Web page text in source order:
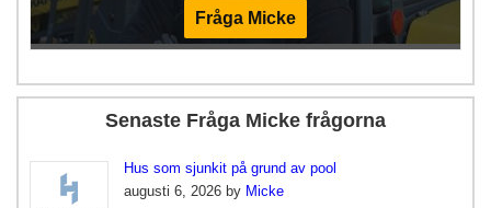
Fråga Micke
Senaste Fråga Micke frågorna
Hus som sjunkit på grund av pool
augusti 6, 2026 by Micke